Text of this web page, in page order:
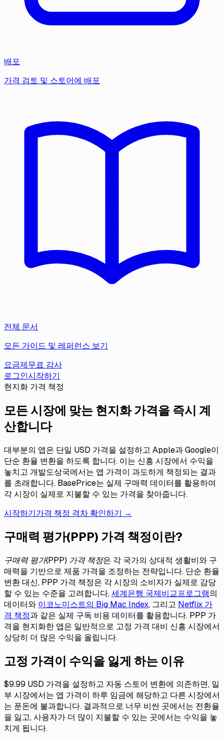
배포
가격 검토 및 스토어에 배포
전체 문서
모든 가이드 및 레퍼런스 보기
요금제무료 감사
로그인시작하기
현지화 가격 책정
모든 시장에 맞는 현지화 가격을 즉시 계
산합니다
대부분의 앱은 단일 USD 가격을 설정하고 Apple과 Google이
단순 환율 변환을 하도록 합니다. 이는 신흥 시장에서 수익을
놓치고 개발도상국에서는 앱 가격이 과도하게 책정되는 결과
를 초래합니다. BasePrice는 실제 구매력 데이터를 활용하여
각 시장이 실제로 지불할 수 있는 가격을 찾아줍니다.
시작하기가격 책정 격차 확인하기 →
구매력 평가(PPP) 가격 책정이란?
구매력 평가(PPP) 가격 책정은 각 국가의 상대적 생활비와 구
매력을 기반으로 제품 가격을 조정하는 전략입니다. 단순 환율
변환 대신, PPP 가격 책정은 각 시장의 소비자가 실제로 감당
할 수 있는 수준을 고려합니다,세계은행 국제비교프로그램의
데이터와 이코노미스트의 Big Mac Index, 그리고 Netflix 가
격 책정과 같은 실제 구독 비용 데이터를 활용합니다. PPP 가
격을 현지화한 앱은 일반적으로 고정 가격 대비 신흥 시장에서
상당히 더 많은 수익을 올립니다.
고정 가격이 수익을 잃게 하는 이유
$9.99 USD 가격을 설정하고 자동 스토어 변환에 의존하면, 일
부 시장에서는 앱 가격이 하루 임금에 해당하고 다른 시장에서
는 푼돈에 불과합니다. 결과적으로 너무 비싼 곳에서는 전환율
을 잃고, 사용자가 더 많이 지불할 수 있는 곳에서는 수익을 놓
치게 됩니다.